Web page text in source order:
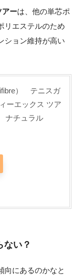
アーは、他の単芯ポ
リエステルのため
ション維持が高い
） テニスガ
エックス ツア
ナチュラル
ない？
向にあるのかなと